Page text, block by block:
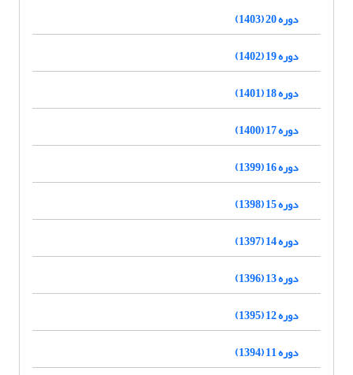
دوره 20 (1403)
دوره 19 (1402)
دوره 18 (1401)
دوره 17 (1400)
دوره 16 (1399)
دوره 15 (1398)
دوره 14 (1397)
دوره 13 (1396)
دوره 12 (1395)
دوره 11 (1394)